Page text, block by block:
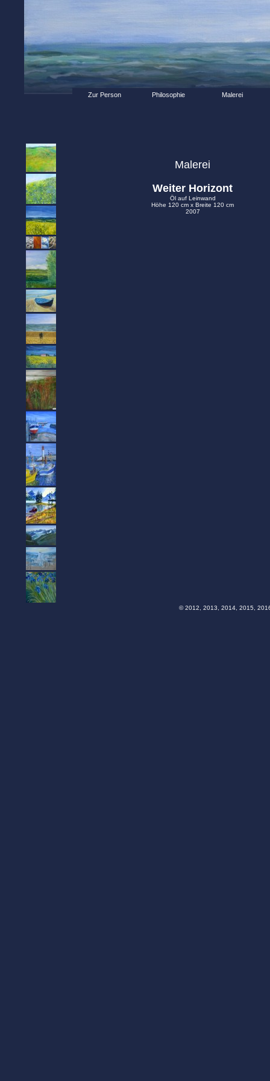
Zur Person Philosophie Malerei
Malerei
Weiter Horizont
Öl auf Leinwand
Höhe 120 cm x Breite 120 cm
2007
© 2012, 2013, 2014, 2015,